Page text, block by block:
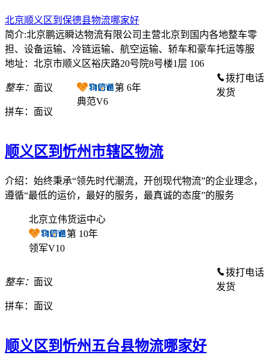
北京顺义区到保德县物流哪家好
简介:北京鹏远瞬达物流有限公司主营北京到国内各地整车零
担、设备运输、冷链运输、航空运输、轿车和豪车托运等服
地址：北京市顺义区裕庆路20号院8号楼1层 106
整车： 面议
拼车： 面议
第 6年
典范V6
拨打电话
发货
顺义区到忻州市辖区物流
介绍：始终秉承“领先时代潮流，开创现代物流”的企业理念，
遵循“最低的运价，最好的服务，最真诚的态度”的服务
北京立伟货运中心
第 10年
领军V10
整车： 面议
拼车： 面议
拨打电话
发货
顺义区到忻州五台县物流哪家好